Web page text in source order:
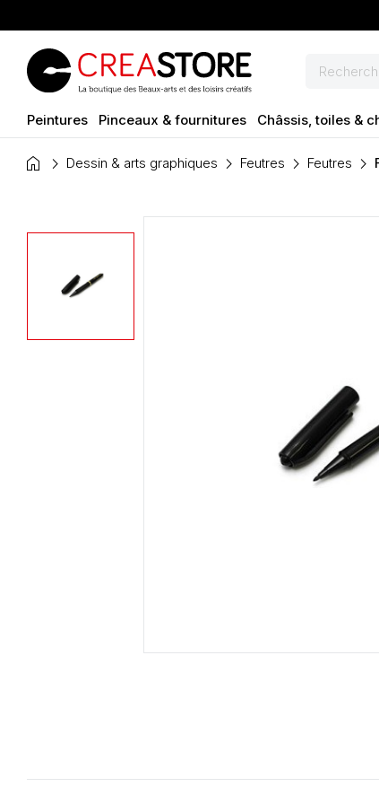
Peintures Pinceaux & fournitures Châssis, toiles &
home Dessin & arts graphiques Feutres Feutres